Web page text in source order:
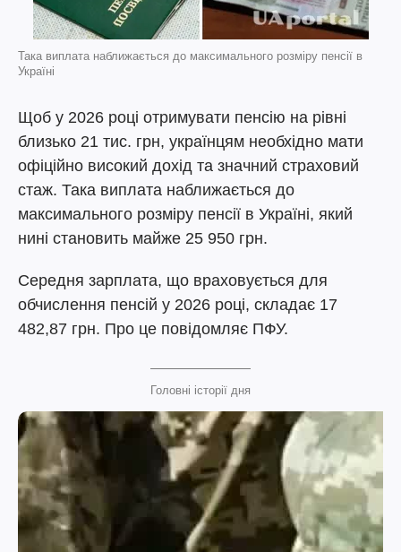
Така виплата наближається до максимального розміру пенсії в
Україні
Щоб у 2026 році отримувати пенсію на рівні
близько 21 тис. грн, українцям необхідно мати
офіційно високий дохід та значний страховий
стаж. Така виплата наближається до
максимального розміру пенсії в Україні, який
нині становить майже 25 950 грн.
Середня зарплата, що враховується для
обчислення пенсій у 2026 році, складає 17
482,87 грн. Про це повідомляє ПФУ.
Головні історії дня